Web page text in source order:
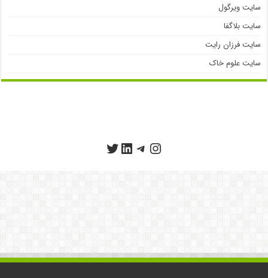
سایت ویرگول
سایت بلاگفا
سایت فرزان رایت
سایت علوم خاک
اینستاگرم
تلگرام
لینکداین
توییتر